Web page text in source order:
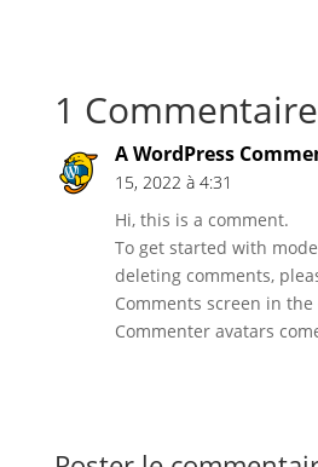
1 Commentaire
A WordPress
15, 2022 à 4:31
Hi, this is a comment.
To get started with
deleting comments,
Comments screen in
Commenter avatars